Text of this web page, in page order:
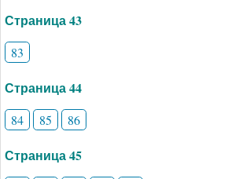
Страница 43
83
Страница 44
84 85 86
Страница 45